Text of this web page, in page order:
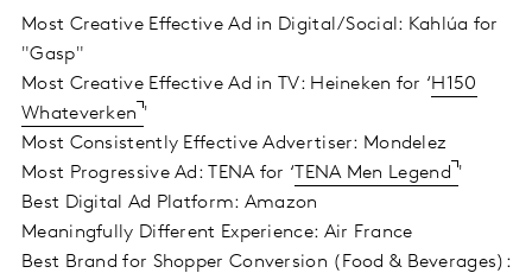
Most Creative Effective Ad in Digital/Social: Kahlúa for
"Gasp"
Most Creative Effective Ad in TV: Heineken for ‘H150
Whateverken '
Most Consistently Effective Advertiser: Mondelez
Most Progressive Ad: TENA for ‘ TENA Men Legend '
Best Digital Ad Platform: Amazon
Meaningfully Different Experience: Air France
Best Brand for Shopper Conversion (Food & Beverages):